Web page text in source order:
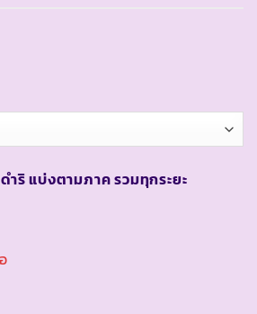
ำริ แบ่งตามภาค รวมทุกระยะ